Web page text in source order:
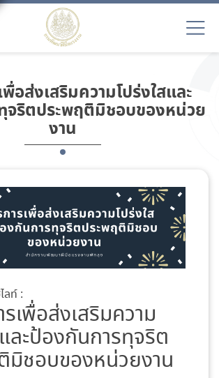
อส่งเสริมความโปร่งใสและ
จริตประพฤติมิชอบของหน่วย
งาน
ลท์ :
เพื่อส่งเสริมความ
ละป้องกันการทุจริต
มิชอบของหน่วยงาน